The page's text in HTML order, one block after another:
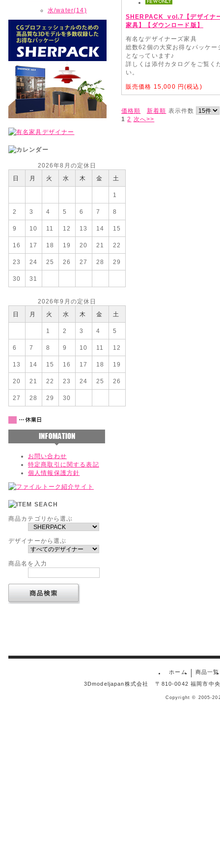
水/water(14)
2026年8月の定休日
日
月 火 水 木 金 土
1
2 3 4 5 6 7 8
9 10 11 12 13 14 15
16 17 18 19 20 21 22
23 24 25 26 27 28 29
30 31
2026年9月の定休日
日
月 火 水 木 金 土
1 2 3 4 5
6 7 8 9 10 11 12
13 14 15 16 17 18 19
20 21 22 23 24 25 26
27 28 29 30
お問い合わせ
特定商取引に関する表記
個人情報保護方針
商品カテゴリから選ぶ
デザイナーから選ぶ
商品名を入力
SHERPACK_vol.7【デザイナ
家具】【ダウンロード版】
有名なデザイナーズ家具
総数62個の大変お得なパッケー
となっています♪
詳しくは添付カタログをご覧く
い。
販売価格 15,000 円(税込)
価格順 新着順 表示件数
1 2 次へ>>
ホーム
商品一覧
3Dmodeljapan株式会社
〒810-0042 福岡市
Copyright © 2005-